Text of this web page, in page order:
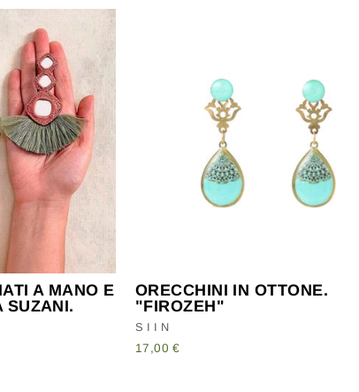
A MANO E
SUZANI.
ORECCHINI IN OTTONE.
"FIROZEH"
SIIN
17,00 €